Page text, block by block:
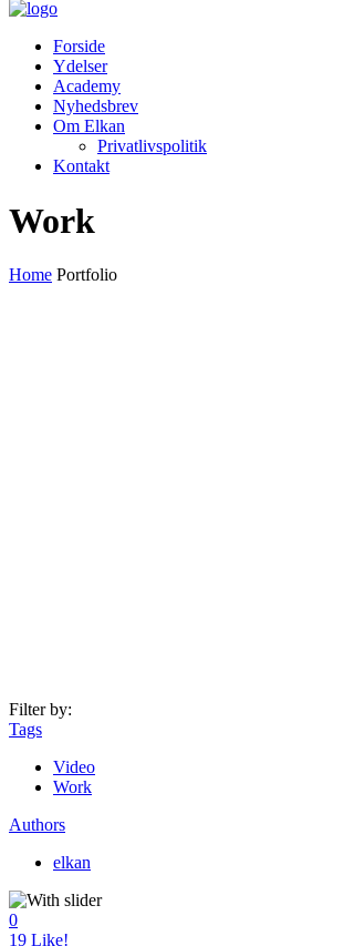
Forside
Ydelser
Academy
Nyhedsbrev
Om Elkan
Privatlivspolitik
Kontakt
Work
Home Portfolio
Filter by:
Tags
Video
Work
Authors
elkan
0
19 Like!